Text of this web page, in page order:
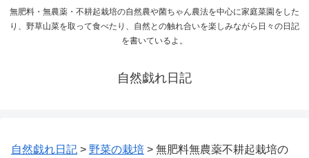
無肥料・無農薬・不耕起栽培の自然農や菌ちゃん農法を中心に家庭菜園をした
り、野草山菜を取って食べたり、自然との触れ合いを楽しみながら日々の日記
を書いているよ。
自然戯れ日記
自然戯れ日記 > 野菜の栽培 > 無肥料無農薬不耕起栽培の